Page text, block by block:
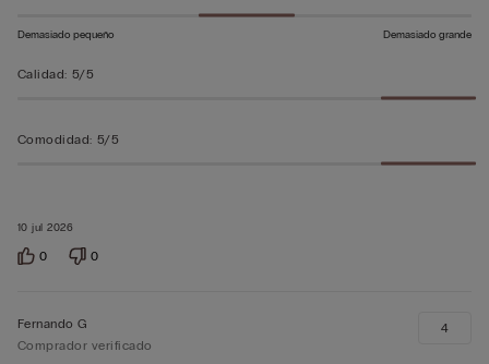
10 jul 2026
Demasiado pequeño Demasiado grande
Calidad: 5/5
Comodidad: 5/5
0 0
Fernando G
Comprador verificado
4